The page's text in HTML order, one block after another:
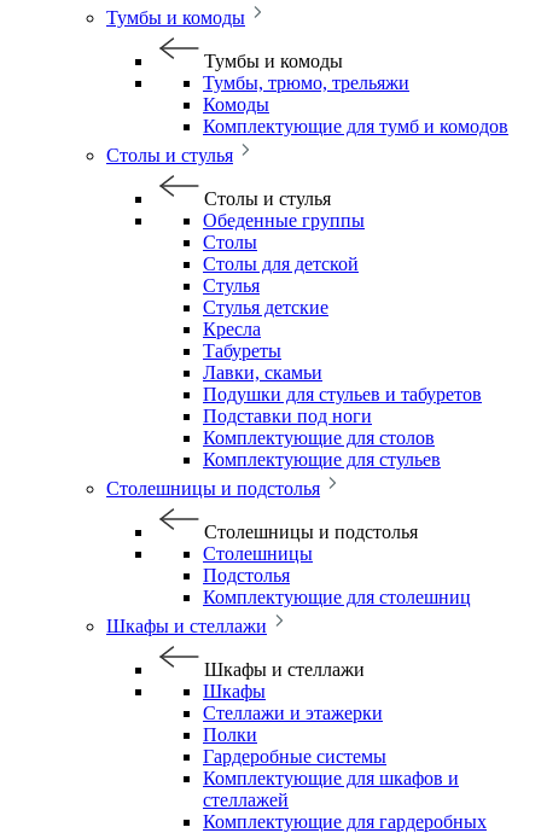
Тумбы и комоды
Тумбы и комоды
Тумбы, трюмо, трельяжи
Комоды
Комплектующие для тумб и комодов
Столы и стулья
Столы и стулья
Обеденные группы
Столы
Столы для детской
Стулья
Стулья детские
Кресла
Табуреты
Лавки, скамьи
Подушки для стульев и табуретов
Подставки под ноги
Комплектующие для столов
Комплектующие для стульев
Столешницы и подстолья
Столешницы и подстолья
Столешницы
Подстолья
Комплектующие для столешниц
Шкафы и стеллажи
Шкафы и стеллажи
Шкафы
Стеллажи и этажерки
Полки
Гардеробные системы
Комплектующие для шкафов и
стеллажей
Комплектующие для гардеробных